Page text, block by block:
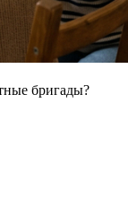
бригады?